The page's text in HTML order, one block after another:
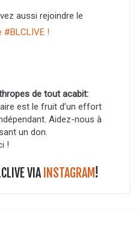
aussi rejoindre le
#BLCLIVE !
de tout acabit:
est le fruit d’un effort
Aidez-nous à
un don.
!
VIA INSTAGRAM!